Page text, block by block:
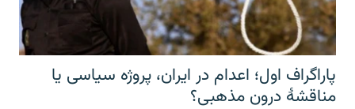
پاراگراف اول؛ اعدام در ایران، پروژه سیاسی یا
مناقشهٔ درون مذهبی؟